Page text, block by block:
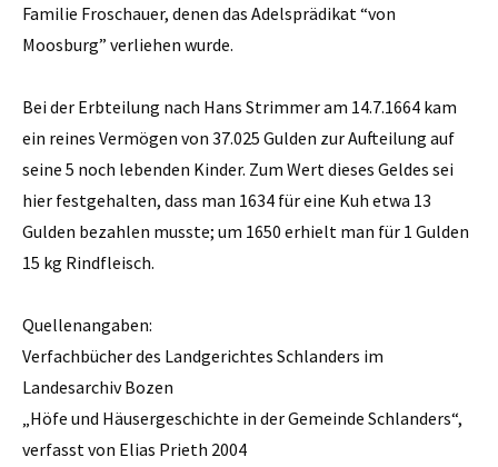
Familie Froschauer, denen das Adelsprädikat “von
Moosburg” verliehen wurde.
Bei der Erbteilung nach Hans Strimmer am 14.7.1664 kam
ein reines Vermögen von 37.025 Gulden zur Aufteilung auf
seine 5 noch lebenden Kinder. Zum Wert dieses Geldes sei
hier festgehalten, dass man 1634 für eine Kuh etwa 13
Gulden bezahlen musste; um 1650 erhielt man für 1 Gulden
15 kg Rindfleisch.
Quellenangaben:
Verfachbücher des Landgerichtes Schlanders im
Landesarchiv Bozen
„Höfe und Häusergeschichte in der Gemeinde Schlanders“,
verfasst von Elias Prieth 2004